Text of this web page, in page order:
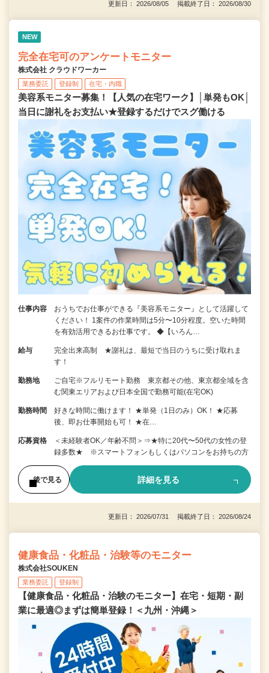
更新日： 2026/08/05 掲載終了日： 2026/08/30
NEW
完全在宅可のアンケートモニター
株式会社 クラウドワーカー
業務委託 登録制 在宅・内職
美容系モニター募集！【人気の在宅ワーク】│単発もOK│
当日に謝礼をお支払い★登録するだけでスグ働ける
仕事内容
おうちでお仕事ができる『美容系モニター』として活躍して
ください！ 1案件の作業時間は5分〜10分程度。空いた時間
を有効活用できるお仕事です。 ◆【いろん…
給与
完全出来高制 ★謝礼は、最短で当日のうちに受け取れま
す！
勤務地
ご自宅※フルリモート勤務 東京都その他、東京都全域を含
む関東エリアおよび日本全国で勤務可能(在宅OK)
勤務時間
好きな時間に働けます！ ★単発（1日のみ）OK！ ★応募
後、即お仕事開始も可！ ★在…
応募資格
＜未経験者OK／年齢不問＞⇒★特に20代〜50代の女性の登
録多数★ ※スマートフォンもしくはパソコンをお持ちの方
後で見る 詳細を見る
更新日： 2026/07/31 掲載終了日： 2026/08/24
健康食品・化粧品・治験等のモニター
株式会社SOUKEN
業務委託 登録制
【健康食品・化粧品・治験のモニター】在宅・短期・副
業に最適◎まずは簡単登録！＜九州・沖縄＞